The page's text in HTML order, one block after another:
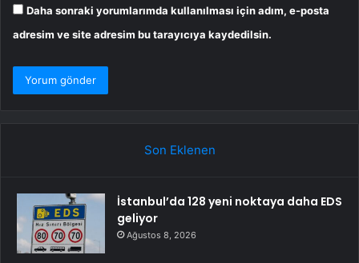
Daha sonraki yorumlarımda kullanılması için adım, e-posta
adresim ve site adresim bu tarayıcıya kaydedilsin.
Son Eklenen
İstanbul’da 128 yeni noktaya daha EDS
geliyor
Ağustos 8, 2026